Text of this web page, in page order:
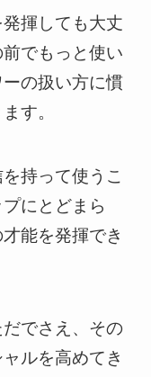
揮しても大丈
でもっと使い
の扱い方に慣
す。
持って使うこ
にとどまら
能を発揮でき
でさえ、その
ルを高めてき